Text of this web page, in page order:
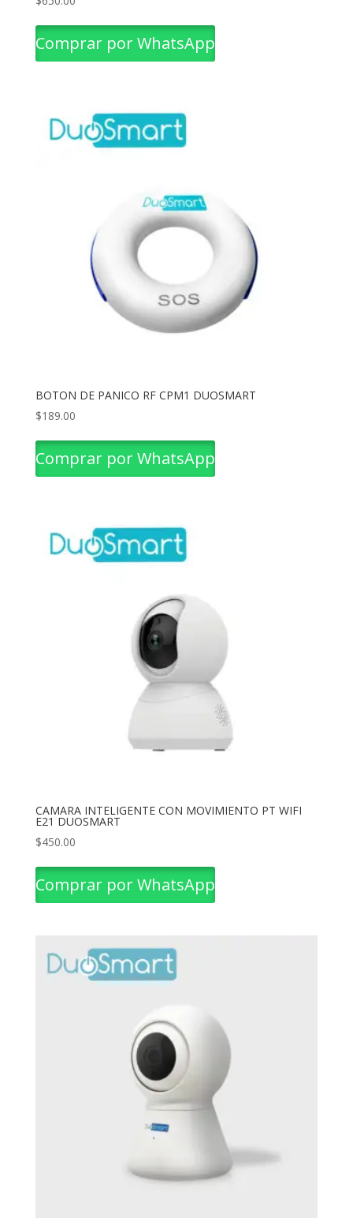
Comprar por WhatsApp
BOTON DE PANICO RF CPM1 DUOSMART
$189.00
Comprar por WhatsApp
CAMARA INTELIGENTE CON MOVIMIENTO PT WIFI
E21 DUOSMART
$450.00
Comprar por WhatsApp